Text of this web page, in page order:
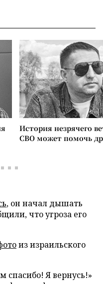
История незрячего
СВО может помочь
, он начал дышать
что угроза его
из израильского
Я вернусь!»